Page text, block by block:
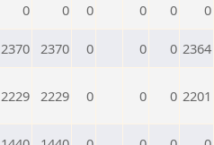
0 0 0 0 0 0
2370 2370 0 0 0 2364
2229 2229 0 0 0 2201